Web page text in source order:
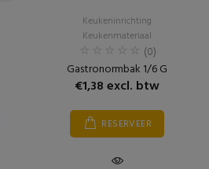
Keukeninrichting
Keukenmateriaal
(0)
Gastronormbak 1/6 G
€1,38 excl. btw
RESERVEER